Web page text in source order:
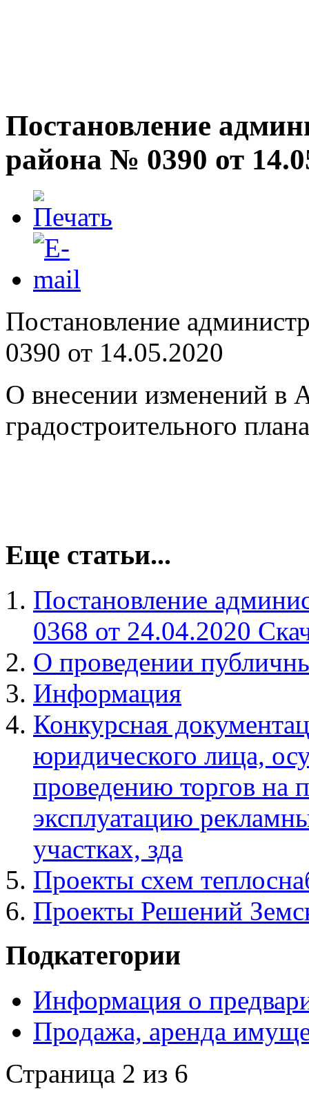
Постановление
района № 0390 от
Постановление
0390 от 14.05.2020
О внесении изменений в
градостроительного
Еще статьи...
Постановление
0368 от 24.04.2020
О проведении
Информация
Конкурсная
юридического лица,
проведению торгов на
эксплуатацию
участках, зда
Проекты схем
Проекты Решений
Подкатегории
Информация о
Продажа, аренда
Страница 2 из 6